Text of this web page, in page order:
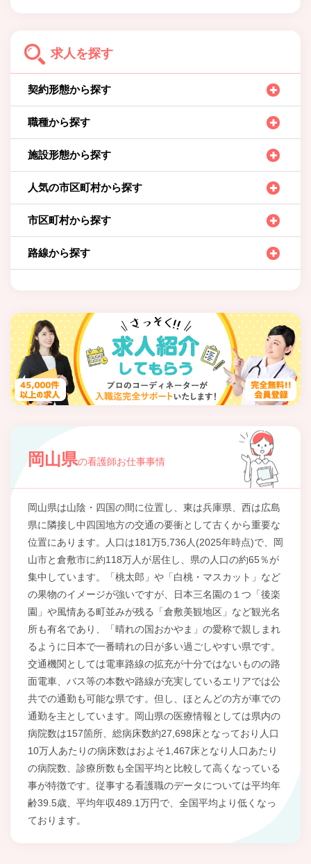
求人を探す
契約形態から探す
職種から探す
施設形態から探す
人気の市区町村から探す
市区町村から探す
路線から探す
岡山県の看護師お仕事事情
岡山県は山陰・四国の間に位置し、東は兵庫県、西は広島
県に隣接し中四国地方の交通の要衝として古くから重要な
位置にあります。人口は181万5,736人(2025年時点)で、岡
山市と倉敷市に約118万人が居住し、県の人口の約65％が
集中しています。「桃太郎」や「白桃・マスカット」など
の果物のイメージが強いですが、日本三名園の１つ「後楽
園」や風情ある町並みが残る「倉敷美観地区」など観光名
所も有名であり、「晴れの国おかやま」の愛称で親しまれ
るように日本で一番晴れの日が多い過ごしやすい県です。
交通機関としては電車路線の拡充が十分ではないものの路
面電車、バス等の本数や路線が充実しているエリアでは公
共での通勤も可能な県です。但し、ほとんどの方が車での
通勤を主としています。岡山県の医療情報としては県内の
病院数は157箇所、総病床数約27,698床となっており人口
10万人あたりの病床数はおよそ1,467床となり人口あたり
の病院数、診療所数も全国平均と比較して高くなっている
事が特徴です。従事する看護職のデータについては平均年
齢39.5歳、平均年収489.1万円で、全国平均より低くなっ
ております。